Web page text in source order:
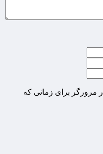
مرورگر برای زمانی که